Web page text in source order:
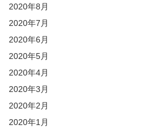
2020年8月
2020年7月
2020年6月
2020年5月
2020年4月
2020年3月
2020年2月
2020年1月